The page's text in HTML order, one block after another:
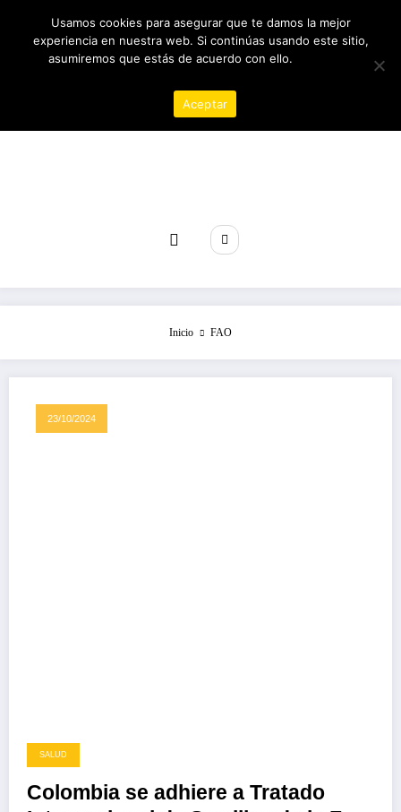
contenido
06/08/2026 7:58:48 PM
Inicio FAO
23/10/2024
SALUD
Colombia se adhiere a Tratado
Usamos cookies para asegurar que te damos la mejor
experiencia en nuestra web. Si continúas usando este sitio,
asumiremos que estás de acuerdo con ello.
Aceptar